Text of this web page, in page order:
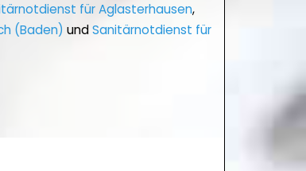
für Aglasterhausen,
(Baden) undSanitärnotdienst für